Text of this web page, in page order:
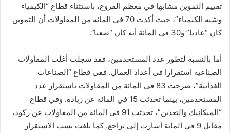
تقييم التموين مشابها في معظم الفروع، باستثناء قطاع “الكيمياء
وشبه الكيمياء”، حيث أكدت 70 في المائة من المقاولات أن التموين
كان “عاديا” و30 في المائة أنه كان “صعبا”.
أما بالنسبة لتطور عدد المستخدمين، فقد سجلت أغلب المقاولات
الصناعية استقرارا في أعداد العمال. ففي قطاع “الصناعات
الغذائية”، صرحت 83 في المائة من المقاولات باستقرار عدد
المستخدمين، بينما تحدثت 15 في المائة عن زيادة. وفي قطاع
“الميكانيك والتعدين”، تحدثت 91 في المائة من المقاولات عن ركود،
مقابل 9 في المائة أشارت إلى تراجع. كما بلغت نسب الاستقرار